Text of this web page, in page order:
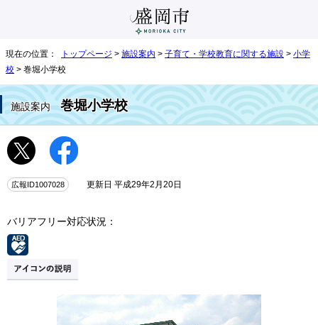
現在の位置： トップページ > 施設案内 > 子育て・学校教育に関する施設 > 小学
校 > 巻堀小学校
施設案内巻堀小学校
広報ID1007028 更新日 平成29年2月20日
バリアフリー対応状況：